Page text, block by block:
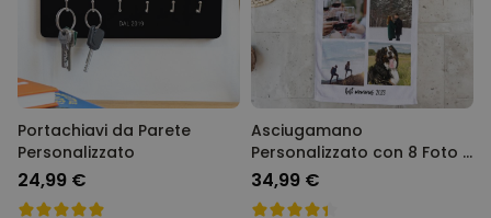
Portachiavi da Parete
Personalizzato
24,99 €
Asciugamano
Personalizzato con 8 Foto e
Testo
34,99 €